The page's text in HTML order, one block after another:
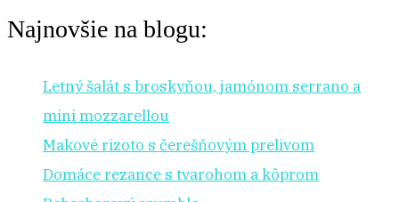
Najnovšie na blogu:
Letný šalát s broskyňou, jamónom serrano a
mini mozzarellou
Makové rizoto s čerešňovým prelivom
Domáce rezance s tvarohom a kôprom